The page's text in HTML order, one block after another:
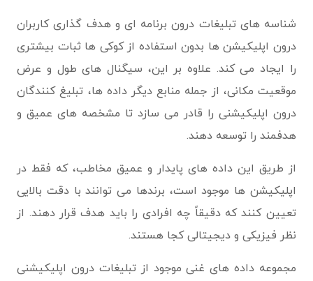
شناسه های تبلیغات درون برنامه ای و هدف گذاری کاربران
درون اپلیکیشن ها بدون استفاده از کوکی ها ثبات بیشتری
را ایجاد می کند. علاوه بر این، سیگنال های طول و عرض
موقعیت مکانی، از جمله منابع دیگر داده ها، تبلیغ کنندگان
درون اپلیکیشنی را قادر می سازد تا مشخصه های عمیق و
هدفمند را توسعه دهند.
از طریق این داده های پایدار و عمیق مخاطب، که فقط در
اپلیکیشن ها موجود است، برندها می توانند با دقت بالایی
تعیین کنند که دقیقاً چه افرادی را باید هدف قرار دهند. از
نظر فیزیکی و دیجیتالی کجا هستند.
مجموعه داده های غنی موجود از تبلیغات درون اپلیکیشنی